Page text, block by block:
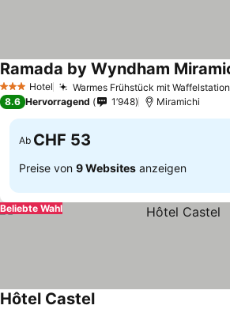
3 SterneHotel Warmes Frühstück mit Waffelstation
8.6 Hervorragend 1’948 Miramichi
Ab CHF 53
Preise von 9 Websites anzeigen
Beliebte Wahl
Hôtel Castel